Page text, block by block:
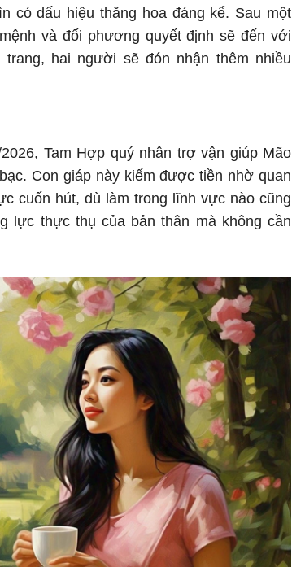
có dấu hiệu thăng hoa đáng kể. Sau một
và đối phương quyết định sẽ đến với
hai người sẽ đón nhận thêm nhiều
Tam Hợp quý nhân trợ vận giúp Mão
Con giáp này kiếm được tiền nhờ quan
cuốn hút, dù làm trong lĩnh vực nào cũng
lực thực thụ của bản thân mà không cần